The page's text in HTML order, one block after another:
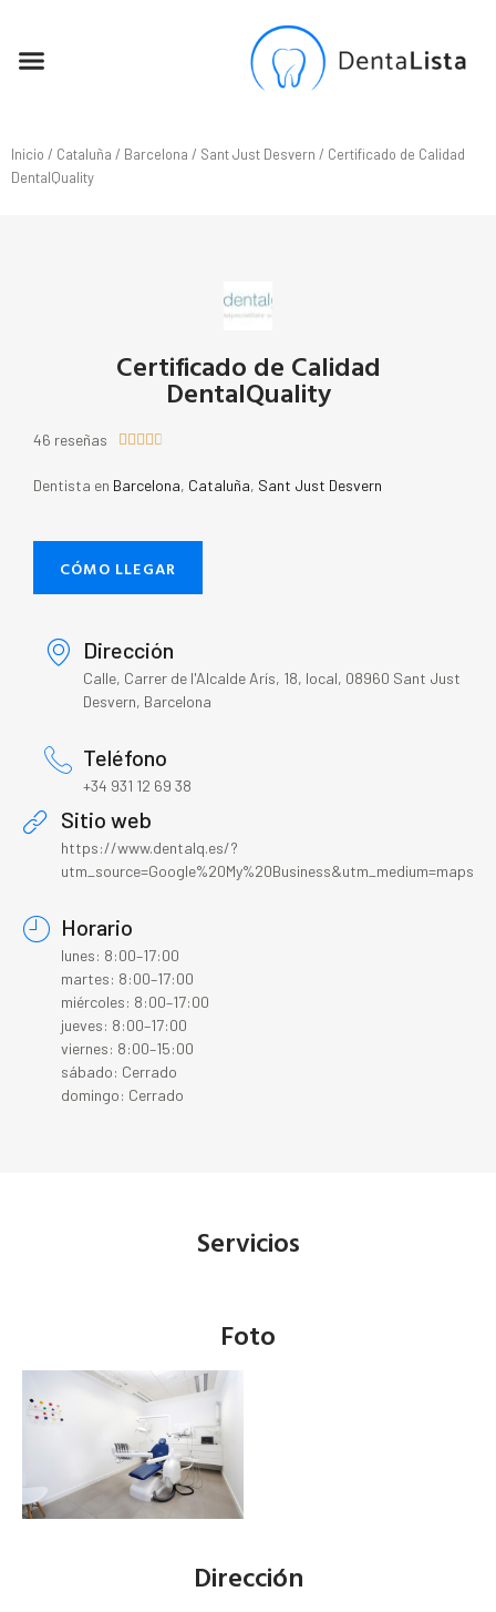
Inicio / Cataluña / Barcelona / Sant Just Desvern / Certificado de Calidad
DentalQuality
Certificado de Calidad
DentalQuality
46 reseñas     
Dentista en Barcelona, Cataluña, Sant Just Desvern
CÓMO LLEGAR
Dirección
Calle, Carrer de l'Alcalde Arís, 18, local, 08960 Sant Just
Desvern, Barcelona
Teléfono
+34 931 12 69 38
Sitio web
https://www.dentalq.es/?
Horario
lunes: 8:00–17:00
martes: 8:00–17:00
miércoles: 8:00–17:00
jueves: 8:00–17:00
viernes: 8:00–15:00
sábado: Cerrado
domingo: Cerrado
Servicios
Foto
Dirección